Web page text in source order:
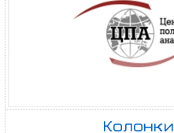
Колонки